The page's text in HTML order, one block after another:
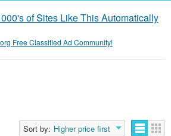
of Sites Like This Automatically
Free Classified Ad Community!
Sort by: Higher price first